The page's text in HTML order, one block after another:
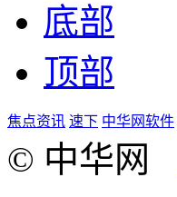
底部
顶部
焦点资讯 速下 中华网软件
© 中华网